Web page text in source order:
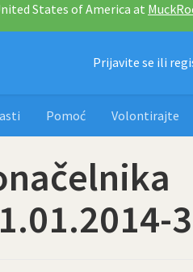
States of America at
znati Prijavite se ili
Pomoć Volontirajte